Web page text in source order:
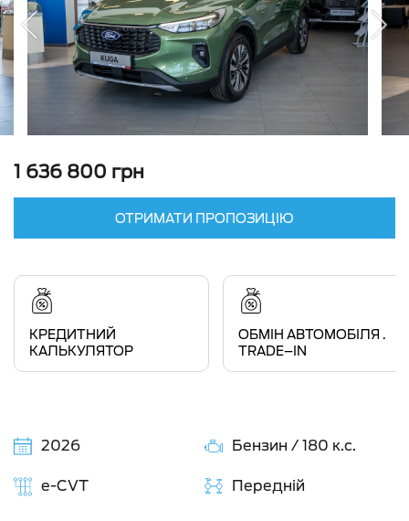
1 636 800 грн
ОТРИМАТИ ПРОПОЗИЦІЮ
КРЕДИТНИЙ
КАЛЬКУЛЯТОР
ОБМІН АВТОМОБІЛЯ .
TRADE–IN
2026 Бензин / 180 к.с.
e-CVT Передній